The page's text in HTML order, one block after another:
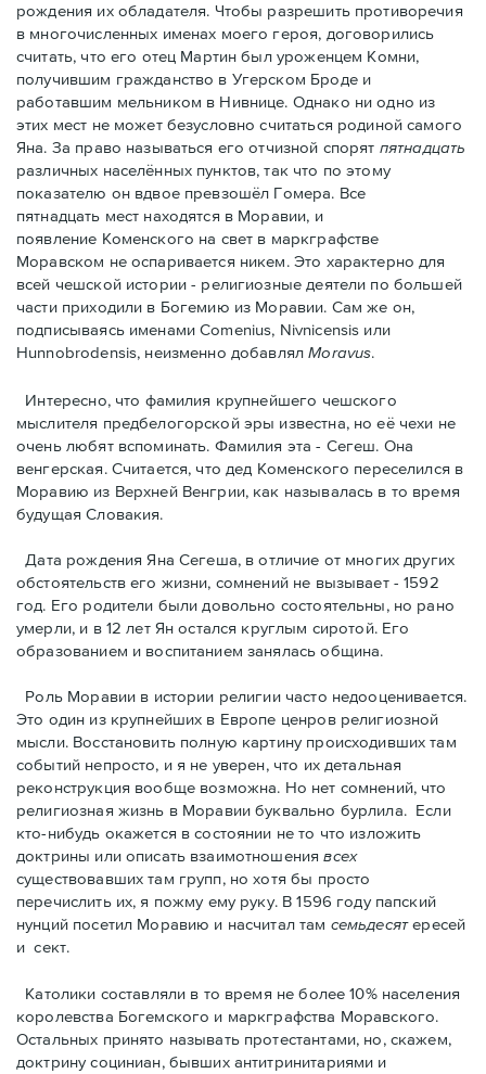
рождения их обладателя. Чтобы разрешить противоречия
в многочисленных именах моего героя, договорились
считать, что его отец Мартин был уроженцем Комни,
получившим гражданство в Угерском Броде и
работавшим мельником в Нивнице. Однако ни одно из
этих мест не может безусловно считаться родиной самого
Яна. За право называться его отчизной спорят пятнадцать
различных населённых пунктов, так что по этому
показателю он вдвое превзошёл Гомера. Все
пятнадцать мест находятся в Моравии, и
появление Коменского на свет в маркграфстве
Моравском не оспаривается никем. Это характерно для
всей чешской истории - рeлигиозные деятели по большей
части приходили в Богемию из Моравии. Сам же он,
подписываясь именами Comenius, Nivnicensis или
Hunnobrodensis, неизменно добавлял Moravus.
Интересно, что фамилия крупнейшего чешского
мыслителя предбелогорской эры известна, но её чехи не
очень любят вспоминать. Фамилия эта - Сегеш. Она
венгерская. Считается, что дед Коменского переселился в
Моравию из Верхней Венгрии, как называлась в то время
будущая Словакия.
Дата рождения Яна Сегешa, в отличие от многих других
обстоятельств его жизни, сомнений не вызывает - 1592
год. Его родители были довольно состоятельны, но рано
умерли, и в 12 лет Ян остался круглым сиротой. Его
образованием и воспитанием занялась община.
Роль Моравии в истории религии часто недооценивается.
Это один из крупнейших в Европе ценров религиозной
мысли. Восстановить полную картину происходивших там
событий непросто, и я не уверен, что их детальная
реконструкция вообще возможна. Но нет сомнений, что
религиозная жизнь в Моравии буквально бурлила. Eсли
кто-нибудь окажется в состоянии не то что изложить
доктрины или описать взаимотношения всех
существовавших там групп, но хотя бы просто
перечислить их, я пожму ему руку. В 1596 году папский
нунций посетил Моравию и насчитал там семьдесятересей
и сект.
Католики составляли в то время не более 10% населения
королевства Богемского и маркграфства Моравского.
Остальных принято называть протестантами, но, скажем,
доктрину социниан, бывших антитринитариями и